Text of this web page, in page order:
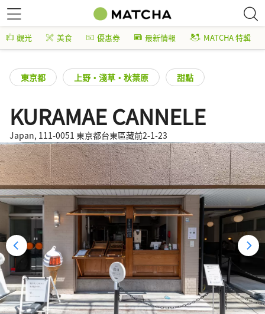
觀光 美食 優惠券 最新情報 MATCHA 特輯
東京都 上野・淺草・秋葉原 甜點
KURAMAE CANNELE
Japan, 111-0051 東京都台東區藏前2-1-23